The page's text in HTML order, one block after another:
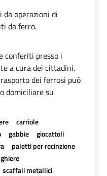
operazioni di
da ferro.
conferiti presso i
a cura dei cittadini.
dei ferrosi può
domiciliare su
carriole
gabbie
giocattoli
paletti per recinzione
scaffali metallici